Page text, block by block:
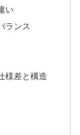
い
ランス
様差と構造